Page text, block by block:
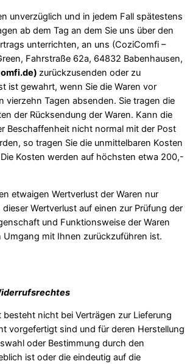
unverzüglich und in jedem Fall spätestens
ab dem Tag an dem Sie uns über den
unterrichten, an uns (CoziComfi –
Fahrstraße 62a, 64832 Babenhausen,
) zurückzusenden oder zu
ist gewahrt, wenn Sie die Waren vor
vierzehn Tagen absenden. Sie tragen die
der Rücksendung der Waren. Kann die
Beschaffenheit nicht normal mit der Post
so tragen Sie die unmittelbaren Kosten
Kosten werden auf höchsten etwa 200,-
etwaigen Wertverlust der Waren nur
Wertverlust auf einen zur Prüfung der
und Funktionsweise der Waren
mit Ihnen zurückzuführen ist.
besteht nicht bei Verträgen zur Lieferung
vorgefertigt sind und für deren Herstellung
oder Bestimmung durch den
ist oder die eindeutig auf die